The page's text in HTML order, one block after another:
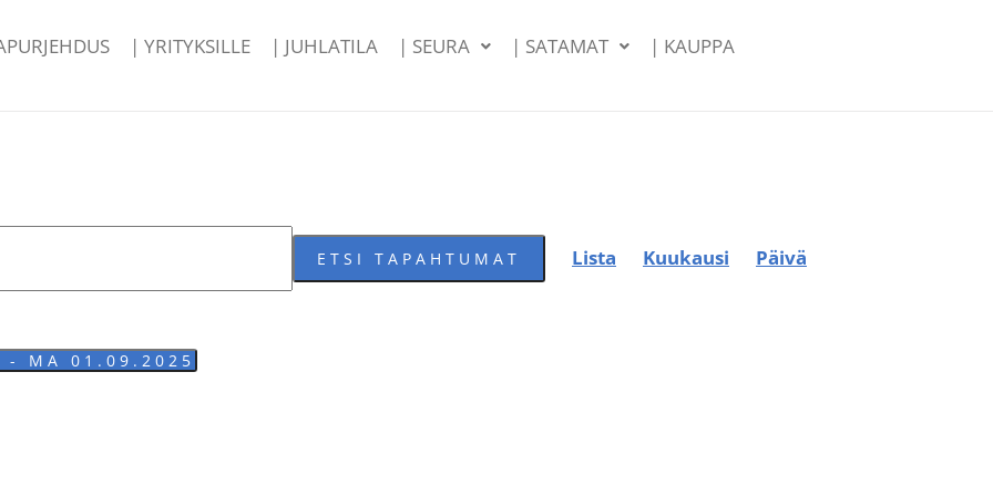
| YRITYKSILLE | JUHLATILA | SEURA | SATAMAT | KAUPPA
ETSI TAPAHTUMAT
Views
Lista Kuukausi Päivä
- MA 01.09.2025